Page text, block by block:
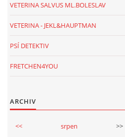
VETERINA SALVUS ML.BOLESLAV
VETERINA - JEKL&HAUPTMAN
PSÍ DETEKTIV
FRETCHEN4YOU
ARCHIV
<< srpen
>>